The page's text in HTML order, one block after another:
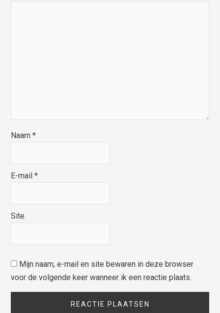
Naam*
E-mail*
Site
Mijn naam, e-mail en site bewaren in deze browser
voor de volgende keer wanneer ik een reactie plaats.